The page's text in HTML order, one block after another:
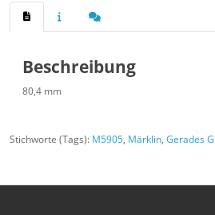
Beschreibung
80,4 mm
Stichworte (Tags): M5905, Märklin, Gerades